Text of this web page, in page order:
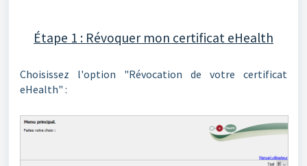
Étape 1 : Révoquer mon certificat eHealth
Choisissez l'option "Révocation de votre certificat
eHealth" :